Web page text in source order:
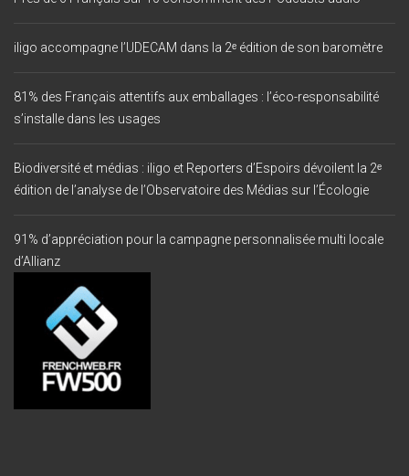
iligo accompagne l’UDECAM dans la 2ᵉ édition de son baromètre
81% des Français attentifs aux emballages : l’éco-responsabilité
s’installe dans les usages
Biodiversité et médias : iligo et Reporters d’Espoirs dévoilent la 2ᵉ
édition de l’analyse de l’Observatoire des Médias sur l’Écologie
91% d’appréciation pour la campagne personnalisée multi locale
d’Allianz